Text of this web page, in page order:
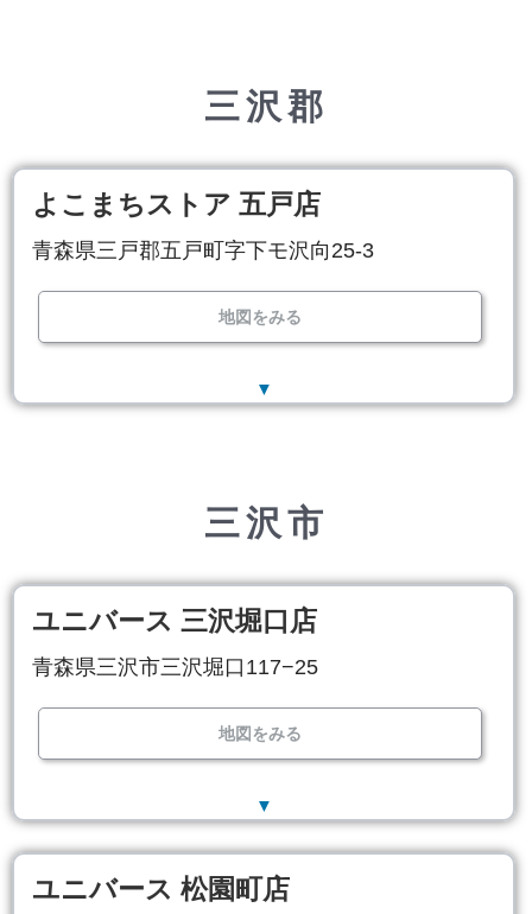
三沢郡
よこまちストア 五戸店
青森県三戸郡五戸町字下モ沢向25-3
地図をみる
▼
三沢市
ユニバース 三沢堀口店
青森県三沢市三沢堀口117−25
地図をみる
▼
ユニバース 松園町店